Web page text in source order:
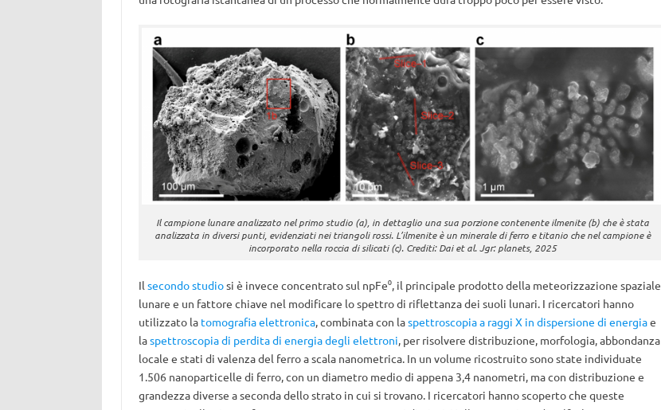
Il campione lunare analizzato nel primo studio (a), in dettaglio una sua porzione contenente ilmenite (b) che è stata
analizzata in diversi punti, evidenziati nei triangoli rossi. L’ilmenite è un minerale di ferro e titanio che nel campione è
incorporato nella roccia di silicati (c). Crediti: Dai et al. Jgr: planets, 2025
Il secondo studiosi è invece concentrato sul npFe⁰, il principale prodotto della meteorizzazione spaziale
lunare e un fattore chiave nel modificare lo spettro di riflettanza dei suoli lunari. I ricercatori hanno
utilizzato la tomografia elettronica, combinata con laspettroscopia a raggi X in dispersione di energiae
laspettroscopia di perdita di energia degli elettroni, per risolvere distribuzione, morfologia, abbondanza
locale e stati di valenza del ferro a scala nanometrica. In un volume ricostruito sono state individuate
1.506 nanoparticelle di ferro, con un diametro medio di appena 3,4 nanometri, ma con distribuzione e
grandezza diverse a seconda dello strato in cui si trovano. I ricercatori hanno scoperto che queste